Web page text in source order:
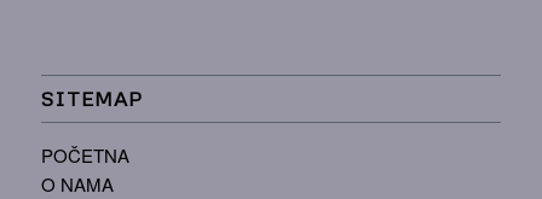
SITEMAP
POČETNA
O NAMA